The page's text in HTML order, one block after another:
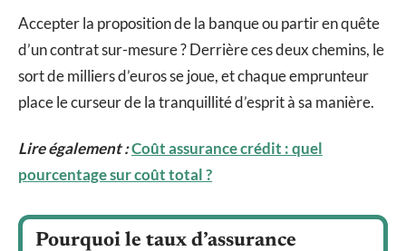
Accepter la proposition de la banque ou partir en quête
d’un contrat sur-mesure ? Derrière ces deux chemins, le
sort de milliers d’euros se joue, et chaque emprunteur
place le curseur de la tranquillité d’esprit à sa manière.
Lire également :Coût assurance crédit : quel
pourcentage sur coût total ?
Pourquoi le taux d’assurance